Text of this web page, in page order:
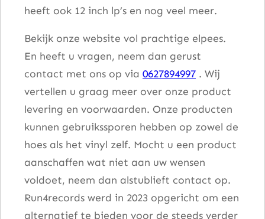
heeft ook 12 inch lp’s en nog veel meer.
Bekijk onze website vol prachtige elpees.
En heeft u vragen, neem dan gerust
contact met ons op via 0627894997 . Wij
vertellen u graag meer over onze product
levering en voorwaarden. Onze producten
kunnen gebruikssporen hebben op zowel de
hoes als het vinyl zelf. Mocht u een product
aanschaffen wat niet aan uw wensen
voldoet, neem dan alstublieft contact op.
Run4records werd in 2023 opgericht om een
alternatief te bieden voor de steeds verder